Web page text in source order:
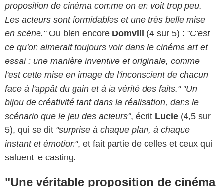
proposition de cinéma comme on en voit trop peu.
Les acteurs sont formidables et une très belle mise
en scène."Ou bien encore Domvill (4 sur 5) : "C'est
ce qu'on aimerait toujours voir dans le cinéma art et
essai : une manière inventive et originale, comme
l'est cette mise en image de l'inconscient de chacun
face à l'appât du gain et à la vérité des faits." "Un
bijou de créativité tant dans la réalisation, dans le
scénario que le jeu des acteurs", écrit Lucie (4,5 sur
5), qui se dit "surprise à chaque plan, à chaque
instant et émotion", et fait partie de celles et ceux qui
saluent le casting.
"Une véritable proposition de cinéma